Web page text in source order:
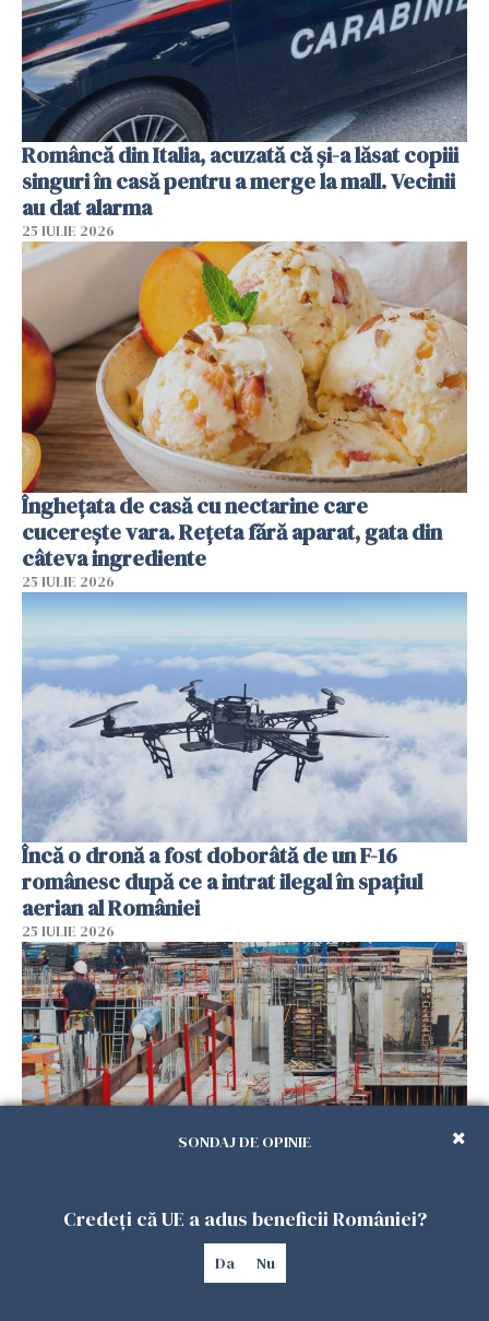
Româncă din Italia, acuzată că și-a lăsat copiii
singuri în casă pentru a merge la mall. Vecinii
au dat alarma
25 IULIE 2026
Înghețata de casă cu nectarine care
cucerește vara. Rețeta fără aparat, gata din
câteva ingrediente
25 IULIE 2026
Încă o dronă a fost doborâtă de un F-16
românesc după ce a intrat ilegal în spațiul
aerian al României
25 IULIE 2026
Se caută urgent români pentru șantiere din
Marea Britanie. Salarii de până la 29 de lire pe
SONDAJ DE OPINIE
Credeți că UE a adus beneficii României?
Da Nu